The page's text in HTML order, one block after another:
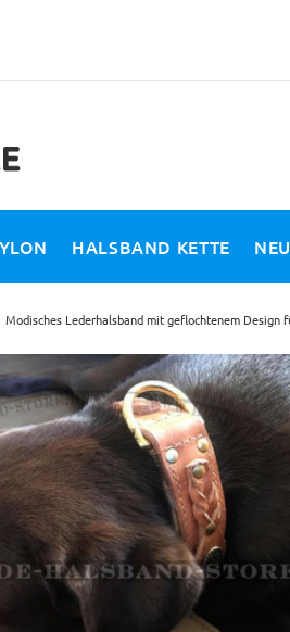
HALSBAND KETTE
Modisches Lederhalsband mit geflochtenem Design